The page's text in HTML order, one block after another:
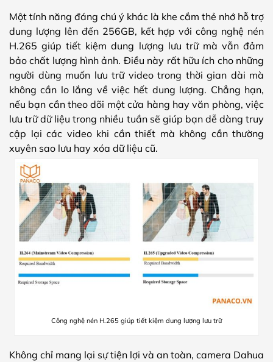
Một tính năng đáng chú ý khác là khe cắm thẻ nhớ hỗ trợ
dung lượng lên đến 256GB, kết hợp với công nghệ nén
H.265 giúp tiết kiệm dung lượng lưu trữ mà vẫn đảm
bảo chất lượng hình ảnh. Điều này rất hữu ích cho những
người dùng muốn lưu trữ video trong thời gian dài mà
không cần lo lắng về việc hết dung lượng. Chẳng hạn,
nếu bạn cần theo dõi một cửa hàng hay văn phòng, việc
lưu trữ dữ liệu trong nhiều tuần sẽ giúp bạn dễ dàng truy
cập lại các video khi cần thiết mà không cần thường
xuyên sao lưu hay xóa dữ liệu cũ.
Công nghệ nén H.265 giúp tiết kiệm dung lượng lưu trữ
Không chỉ mang lại sự tiện lợi và an toàn, camera Dahua